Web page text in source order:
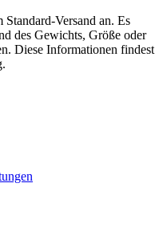
Versand an. Es
des Gewichts, Größe oder
Diese Informationen findest